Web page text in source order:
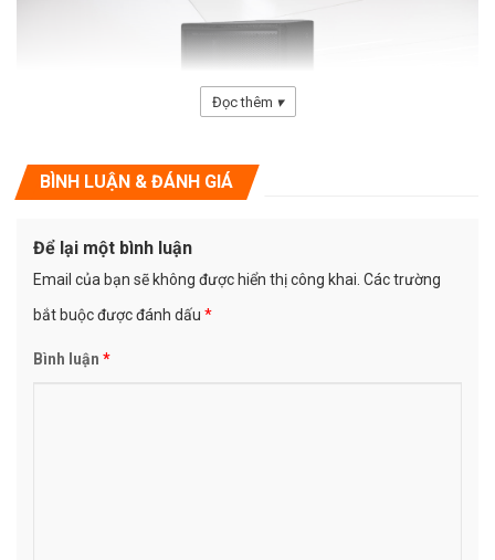
số thấp hiệu suất cao được tùy chỉnh bởi Âm thanh B & C của Ý.
Thiết kế chéo chính xác và tần số thấp làm cho âm thanh rất đặc
biệt, với tần số cao rõ ràng và tinh tế, tần số thấp. Mạnh mẽ, đặc
Đọc thêm ▾
BÌNH LUẬN & ĐÁNH GIÁ
Để lại một bình luận
Email của bạn sẽ không được hiển thị công khai. Các trường
bắt buộc được đánh dấu *
Bình luận *